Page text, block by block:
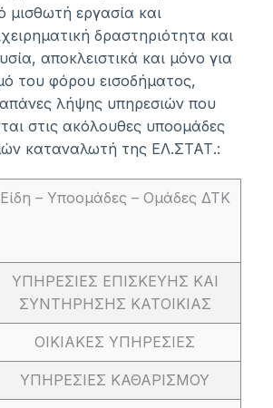
εργασία και
δραστηριότητα και
αποκλειστικά και μόνο για
του φόρου εισοδήματος,
λήψης υπηρεσιών που
στις ακόλουθες υποομάδες
καταναλωτή της ΕΛ.ΣΤΑΤ.:
Είδη – Υποομάδες – Ομάδες ΔΤΚ
ΥΠΗΡΕΣΙΕΣ ΕΠΙΣΚΕΥΗΣ ΚΑΙ
ΣΥΝΤΗΡΗΣΗΣ ΚΑΤΟΙΚΙΑΣ
ΟΙΚΙΑΚΕΣ ΥΠΗΡΕΣΙΕΣ
ΥΠΗΡΕΣΙΕΣ ΚΑΘΑΡΙΣΜΟΥ